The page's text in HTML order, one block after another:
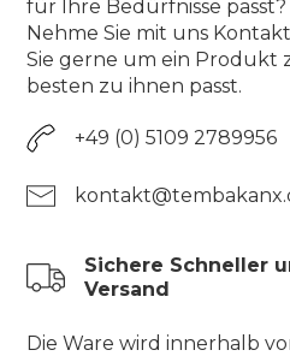
für Ihre Bedürfnisse passt?
Nehme Sie mit uns
Sie gerne um ein Produkt
besten zu ihnen passt.
+49 (0) 5109 2789956
Sichere Schneller
Versand
Die Ware wird innerhalb